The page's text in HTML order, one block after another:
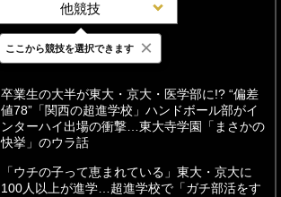
他競技
最新 24時間 週間
卒業生の大半が東大・京大・医学部に!? “偏差
値78”「関西の超進学校」ハンドボール部がイ
ンターハイ出場の衝撃…東大寺学園「まさかの
快挙」のウラ話
「ウチの子って恵まれている」東大・京大に
100人以上が進学…超進学校で「ガチ部活をす
ここから競技を選択できます ×